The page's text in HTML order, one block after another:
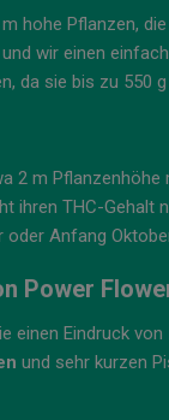
hohe Pflanzen, die
wir einen
da sie bis zu 550
2 m Pflanzenhöhe
ihren THC-Gehalt
oder Anfang
Power
einen Eindruck
und sehr kurzen